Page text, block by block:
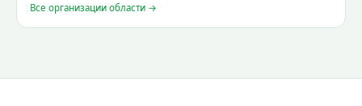
Все организации области →